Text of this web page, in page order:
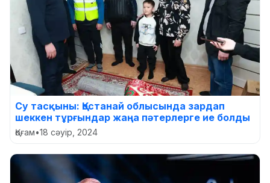
Су тасқыны: Қостанай облысында зардап
шеккен тұрғындар жаңа пәтерлерге ие болды
Қоғам•18 сәуір, 2024